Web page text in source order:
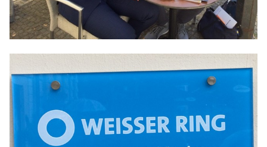
CDU Deutschland
CDU Brandenburg
CDU Potsdam